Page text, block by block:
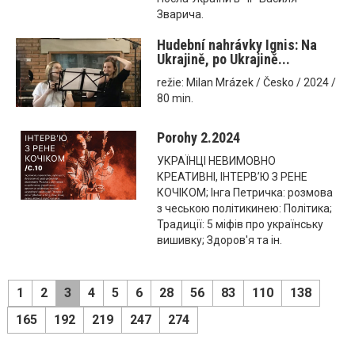
Зварича.
Hudební nahrávky Ignis: Na
Ukrajině, po Ukrajině...
režie: Milan Mrázek / Česko / 2024 /
80 min.
Porohy 2.2024
УКРАЇНЦІ НЕВИМОВНО
КРЕАТИВНІ, ІНТЕРВ’Ю З РЕНЕ
КОЧІКОМ; Інга Петричка: розмова
з чеською політикинею: Політика;
Традиції: 5 міфів про українську
вишивку; Здоров'я та ін.
1 2 3 4 5 6 28 56 83 110
138
165
192 219 247 274